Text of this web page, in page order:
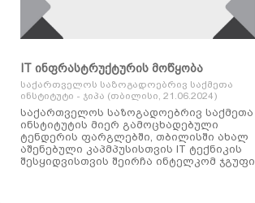
IT ინფრასტრუქტურის მოწყობა
საქართველოს საზოგადოებრივ საქმეთა
ინსტიტუტი - ჯიპა (თბილისი, 21.06.2024)
საქართველოს საზოგადოებრივ საქმეთა
ინსტიტუტის მიერ გამოცხადებული
ტენდერის ფარგლებში, თბილისში ახალ
აშენებული კაპმპუსისთვის IT ტექნიკის
შესყიდვისთვის შეირჩა ინტელკომ ჯგუფი.